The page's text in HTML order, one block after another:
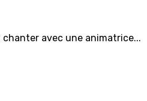
chanter avec une animatrice...